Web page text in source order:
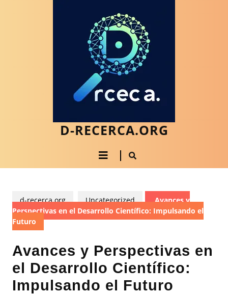
D-RECERCA.ORG
Botón
apertura
d-recerca.org Uncategorized
Avances y
Perspectivas en el Desarrollo Científico: Impulsando el
Futuro
Avances y Perspectivas en
el Desarrollo Científico:
Impulsando el Futuro